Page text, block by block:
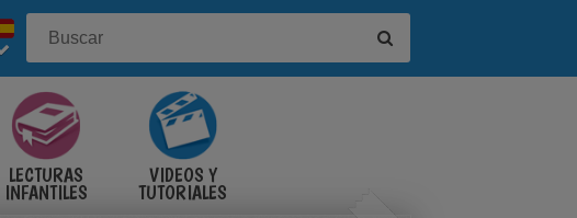
LECTURAS
INFANTILES
VIDEOS Y
TUTORIALES